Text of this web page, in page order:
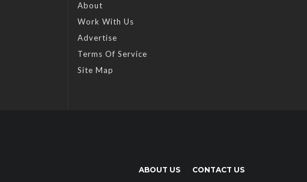
About
Work With Us
Advertise
Terms Of Service
Site Map
ABOUT US CONTACT US